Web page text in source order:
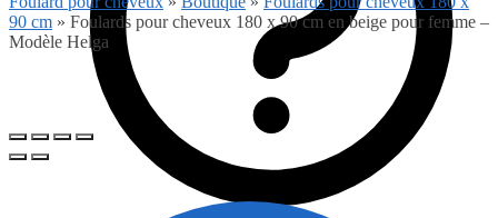
90 cm » Foulards pour cheveux 180 x 90 cm en beige pour femme –
Modèle Helga